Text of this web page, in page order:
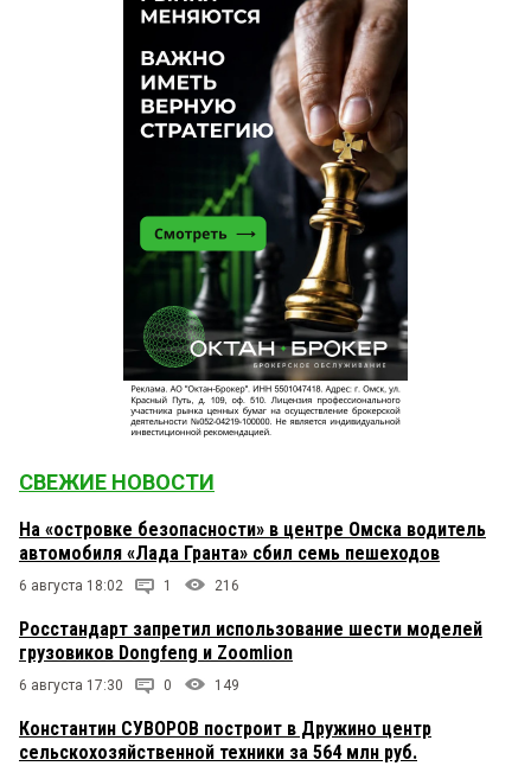
СВЕЖИЕ НОВОСТИ
На «островке безопасности» в центре Омска водитель
автомобиля «Лада Гранта» сбил семь пешеходов
6 августа 18:02 1 216
Росстандарт запретил использование шести моделей
грузовиков Dongfeng и Zoomlion
6 августа 17:30 0 149
Константин СУВОРОВ построит в Дружино центр
сельскохозяйственной техники за 564 млн руб.